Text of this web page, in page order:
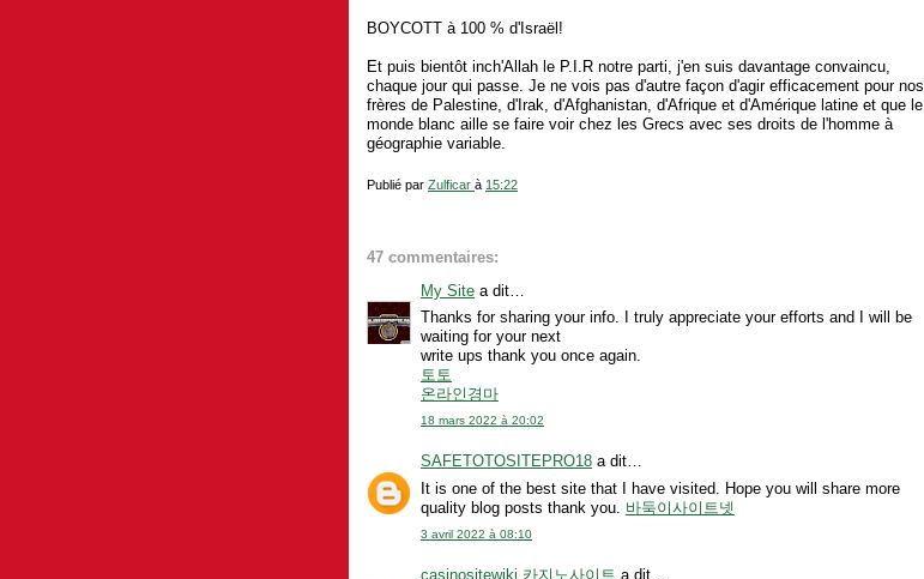
BOYCOTT à 100 % d'Israël!
Et puis bientôt inch'Allah le P.I.R notre parti, j'en suis davantage convaincu,
chaque jour qui passe. Je ne vois pas d'autre façon d'agir efficacement pour nos
frères de Palestine, d'Irak, d'Afghanistan, d'Afrique et d'Amérique latine et que le
monde blanc aille se faire voir chez les Grecs avec ses droits de l'homme à
géographie variable.
Publié par Zulficar à 15:22
47 commentaires:
My Site a dit…
Thanks for sharing your info. I truly appreciate your efforts and I will be
waiting for your next
write ups thank you once again.
토토
온라인경마
18 mars 2022 à 20:02
SAFETOTOSITEPRO18 a dit…
It is one of the best site that I have visited. Hope you will share more
quality blog posts thank you. 바둑이사이트넷
3 avril 2022 à 08:10
casinositewiki 카지노사이트 a dit…